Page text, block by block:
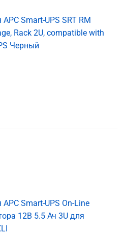
Smart-UPS SRT RM
Rack 2U, compatible with
Черный
Smart-UPS On-Line
12В 5.5 Ач 3U для